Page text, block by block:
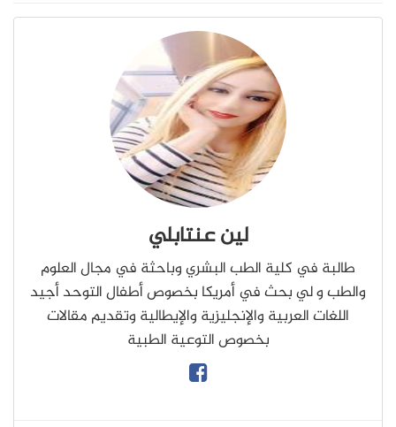
لين عنتابلي
طالبة في كلية الطب البشري وباحثة في مجال العلوم
والطب و لي بحث في أمريكا بخصوص أطفال التوحد أجيد
اللغات العربية والإنجليزية والإيطالية وتقديم مقالات
بخصوص التوعية الطبية